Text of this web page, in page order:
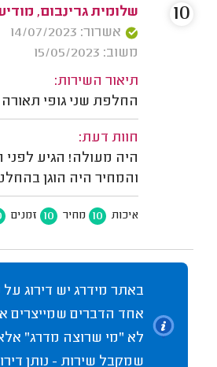
שלומית גרינבום,
אשרור: 14/07/2023
משוב: 15/05/2023
תיאור השירות:
החלפת שני גופי
חוות דעת:
היה מעולה! הגיע לפני
והמחיר היה הוגן
איכות 10 מחיר 10 זמנים
10
באתר מידרג יש דירוג
אחד הדברים שמייצרים
לא "מי שרוצה מדרג"
שמקבל שירות - נותן